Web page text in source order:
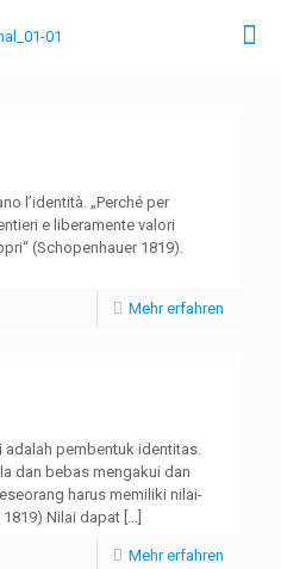
l’identità. „Perché per
e liberamente valori
(Schopenhauer 1819).
Mehr erfahren
adalah pembentuk identitas.
dan bebas mengakui dan
harus memiliki nilai-
Nilai dapat […]
Mehr erfahren